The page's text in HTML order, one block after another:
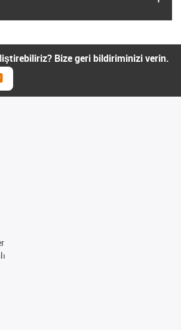
Bize geri bildiriminizi verin.